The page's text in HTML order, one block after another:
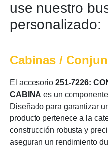
use nuestro
personalizado:
Cabinas /
El accesorio 251-7226:
CABINA es un
Diseñado para garantizar
producto pertenece a la
construcción robusta y
aseguran un rendimiento